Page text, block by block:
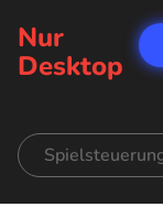
Nur
Desktop